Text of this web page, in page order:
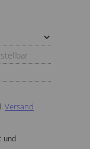
Versand
und